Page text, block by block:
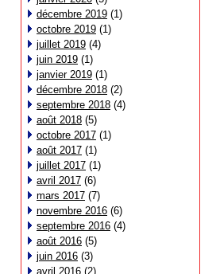
décembre 2019 (1)
octobre 2019 (1)
juillet 2019 (4)
juin 2019 (1)
janvier 2019 (1)
décembre 2018 (2)
septembre 2018 (4)
août 2018 (5)
octobre 2017 (1)
août 2017 (1)
juillet 2017 (1)
avril 2017 (6)
mars 2017 (7)
novembre 2016 (6)
septembre 2016 (4)
août 2016 (5)
juin 2016 (3)
avril 2016 (2)